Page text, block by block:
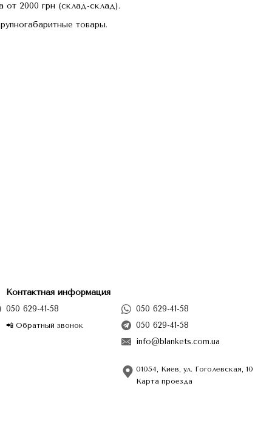
от 2000 грн (склад-склад).
товары.
Контактная информация
050 629-41-58
📲 Обратный звонок
050 629-41-58
050 629-41-58
info@blankets.com.ua
01054, Киев, ул. Гоголевская, 10
Карта проезда